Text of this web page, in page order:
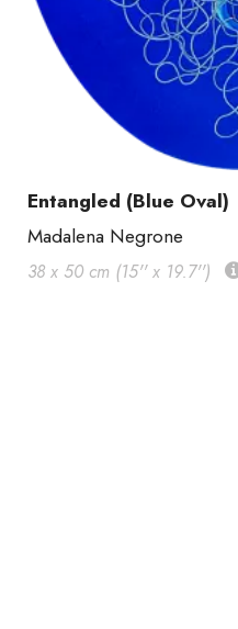
Entangled (Blue Oval)
Madalena Negrone
38 x 50 cm (15'' x 19.7'')